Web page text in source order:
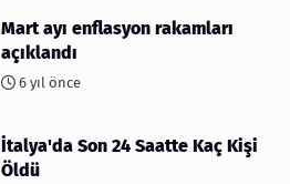
Mart ayı enflasyon rakamları
açıklandı
6 yıl önce
İtalya'da Son 24 Saatte Kaç Kişi
Öldü